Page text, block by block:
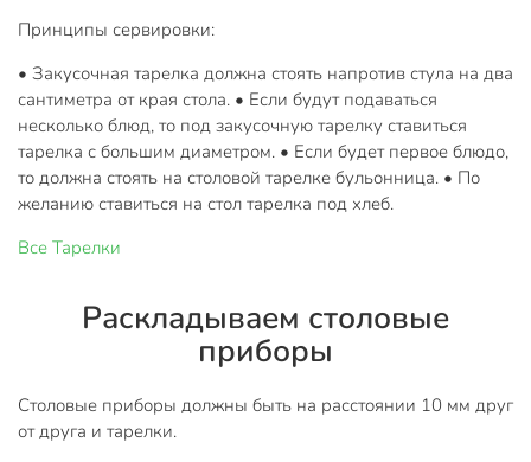
Принципы сервировки:
• Закусочная тарелка должна стоять напротив стула на два
сантиметра от края стола. • Если будут подаваться
несколько блюд, то под закусочную тарелку ставиться
тарелка с большим диаметром. • Если будет первое блюдо,
то должна стоять на столовой тарелке бульонница. • По
желанию ставиться на стол тарелка под хлеб.
Все Тарелки
Раскладываем столовые
приборы
Столовые приборы должны быть на расстоянии 10 мм друг
от друга и тарелки.